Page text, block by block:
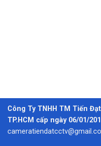
Công Ty TNHH TM Tiến
TP.HCM cấp ngày 06/01/